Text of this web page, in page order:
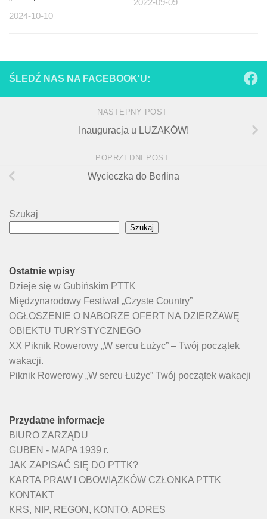
2024-10-10
2022-09-09
ŚLEDŹ NAS NA FACEBOOK'U:
NASTĘPNY POST
Inauguracja u LUZAKÓW!
POPRZEDNI POST
Wycieczka do Berlina
Szukaj
Szukaj
Ostatnie wpisy
Dzieje się w Gubińskim PTTK
Międzynarodowy Festiwal „Czyste Country”
OGŁOSZENIE O NABORZE OFERT NA DZIERŻAWĘ
OBIEKTU TURYSTYCZNEGO
XX Piknik Rowerowy „W sercu Łużyc” – Twój początek
wakacji.
Piknik Rowerowy „W sercu Łużyc” Twój początek wakacji
Przydatne informacje
BIURO ZARZĄDU
GUBEN - MAPA 1939 r.
JAK ZAPISAĆ SIĘ DO PTTK?
KARTA PRAW I OBOWIĄZKÓW CZŁONKA PTTK
KONTAKT
KRS, NIP, REGON, KONTO, ADRES